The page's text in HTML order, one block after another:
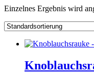
Einzelnes Ergebnis wird